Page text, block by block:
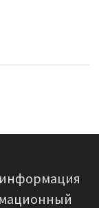
информация